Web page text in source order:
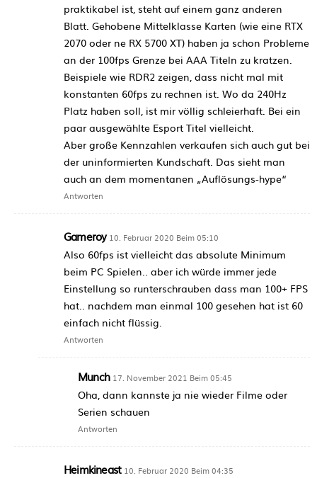
praktikabel ist, steht auf einem ganz anderen
Blatt. Gehobene Mittelklasse Karten (wie eine RTX
2070 oder ne RX 5700 XT) haben ja schon Probleme
an der 100fps Grenze bei AAA Titeln zu kratzen.
Beispiele wie RDR2 zeigen, dass nicht mal mit
konstanten 60fps zu rechnen ist. Wo da 240Hz
Platz haben soll, ist mir völlig schleierhaft. Bei ein
paar ausgewählte Esport Titel vielleicht.
Aber große Kennzahlen verkaufen sich auch gut bei
der uninformierten Kundschaft. Das sieht man
auch an dem momentanen „Auflösungs-hype“
Antworten
Gameroy 10. Februar 2020 Beim 05:10
Also 60fps ist vielleicht das absolute Minimum
beim PC Spielen.. aber ich würde immer jede
Einstellung so runterschrauben dass man 100+ FPS
hat.. nachdem man einmal 100 gesehen hat ist 60
einfach nicht flüssig.
Antworten
Munch 17. November 2021 Beim 05:45
Oha, dann kannste ja nie wieder Filme oder
Serien schauen
Antworten
Heimkineast 10. Februar 2020 Beim 04:35